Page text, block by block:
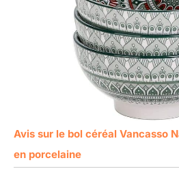
Avis sur le bol céréal Vancasso
en porcelaine